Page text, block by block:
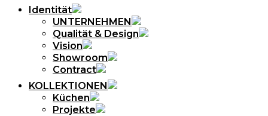
Identität
UNTERNEHMEN
Qualität & Design
Vision
Showroom
Contract
KOLLEKTIONEN
Küchen
Projekte